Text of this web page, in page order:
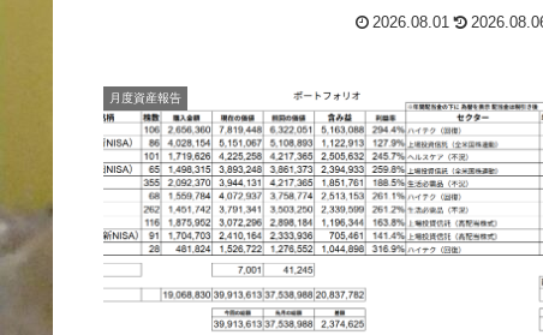
2026.08.01
月度資産報告